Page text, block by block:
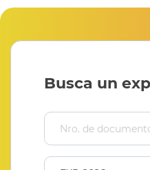
telefónico
Busca un